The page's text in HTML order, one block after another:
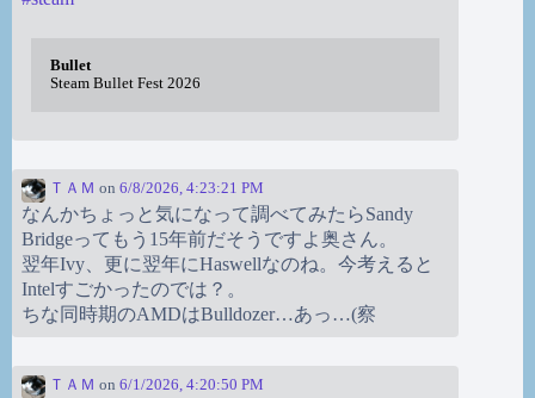
Bullet
Steam Bullet Fest 2026
ＴＡＭ on 6/8/2026, 4:23:21 PM
なんかちょっと気になって調べてみたらSandy
Bridgeってもう15年前だそうですよ奥さん。
翌年Ivy、更に翌年にHaswellなのね。今考えると
Intelすごかったのでは？。
ちな同時期のAMDはBulldozer…あっ…(察
ＴＡＭ on 6/1/2026, 4:20:50 PM